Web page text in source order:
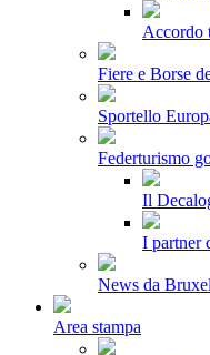
Accordo
Fiere e Borse
Sportello
Federturismo
Il
I partner
News da
Area stampa